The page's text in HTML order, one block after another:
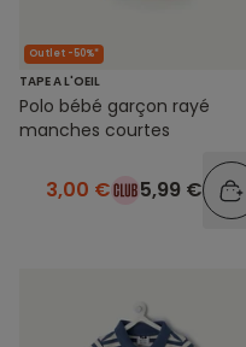
Outlet -50%*
TAPE A L'OEIL
Polo bébé garçon rayé
manches courtes
3,00 € 5,99 €